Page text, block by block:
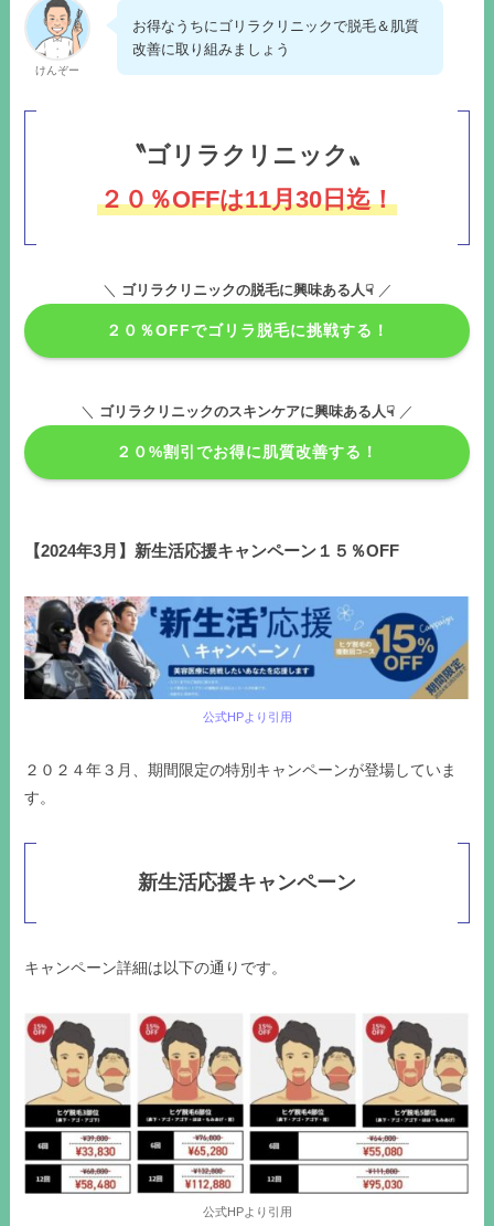
けんぞー
お得なうちにゴリラクリニックで脱毛＆肌質
改善に取り組みましょう
〝ゴリラクリニック〟
２０％OFFは11月30日迄！
＼ ゴリラクリニックの脱毛に興味ある人☟／
２０％OFFでゴリラ脱毛に挑戦する！
＼ ゴリラクリニックのスキンケアに興味ある人☟ ／
２０%割引でお得に肌質改善する！
【2024年3月】新生活応援キャンペーン１５％OFF
公式HPより引用
２０２４年３月、期間限定の特別キャンペーンが登場していま
す。
新生活応援キャンペーン
キャンペーン詳細は以下の通りです。
公式HPより引用